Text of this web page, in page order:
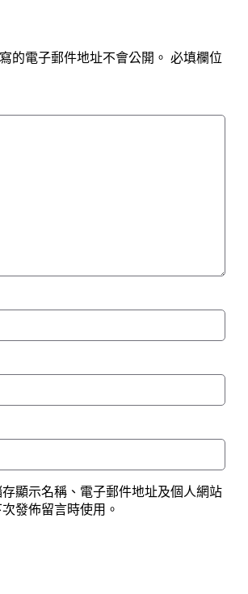
的電子郵件地址不會公開。 必填欄位
存顯示名稱、電子郵件地址及個人網站
發佈留言時使用。